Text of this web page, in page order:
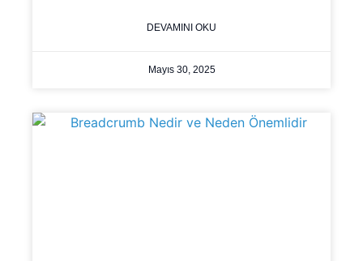
DEVAMINI OKU
Mayıs 30, 2025